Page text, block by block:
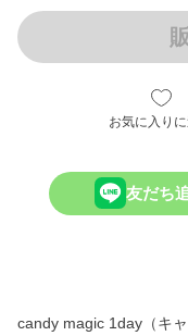
お気に入り
友だち
candy magic 1day（キ